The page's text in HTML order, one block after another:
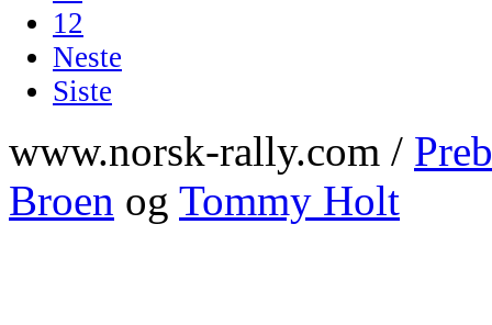
12
Neste
Siste
www.norsk-rally.com /
Broen og Tommy Holt